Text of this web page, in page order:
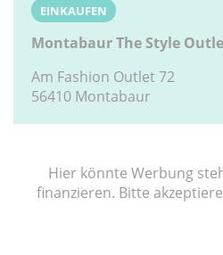
EINKAUFEN
Montabaur The Style
Am Fashion Outlet 72
56410 Montabaur
Hier könnte Werbung
finanzieren. Bitte